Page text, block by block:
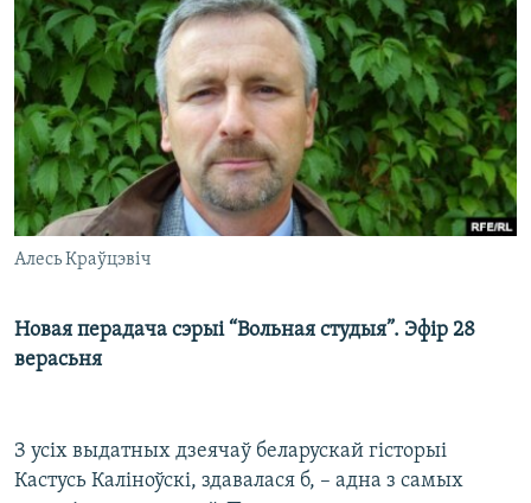
КУЛЬТУРА
КАЛЯНДАР
МОВА
НА ХВАЛЯХ СВАБОДЫ
Алесь Краўцэвіч
Новая перадача сэрыі “Вольная студыя”. Эфір 28
верасьня
З усіх выдатных дзеячаў беларускай гісторыі
Кастусь Каліноўскі, здавалася б, – адна з самых